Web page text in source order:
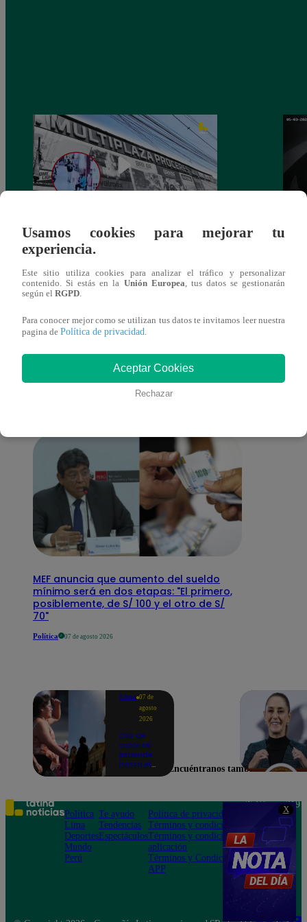
X
Asesinan a comerciante ferretero dentro de
galería en San Juan de Lurigancho
También te puede
interesar
MEF anuncia que aumento del sueldo
mínimo será en dos etapas: "El primero,
posiblemente, de S/ 100 y el otro de S/
70"
Política 07 de agosto 2026
Lima 07 de
agosto
2026
Ola de
calor se
extiende
hasta el
Lima y
otras 16
regiones
Usamos cookies para mejorar tu
experiencia.
Este sitio utiliza cookies para analizar el tráfico y personalizar
contenido. Si estás en la Unión Europea, tus datos se gestionarán
según el RGPD.
Para conocer mejor como se utilizan tus datos te invitamos leer nuestra
pagina de Política de privacidad.
Aceptar Cookies
Rechazar
Encuéntranos también en
Política
Lima
Deportes
Mundo
Perú
Te ayudo
Tendencias
Espectáculos
Política de privacidad
Términos y condiciones
Términos y condiciones
aplicación
Términos y Condiciones
APP
Teléfono: 219
Av. San
Felipe 968
Jesús María